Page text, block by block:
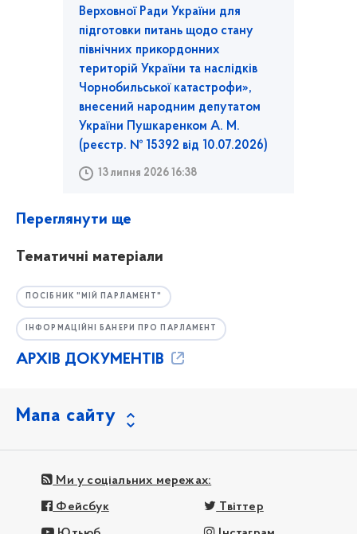
Верховної Ради України для
підготовки питань щодо стану
північних прикордонних
територій України та наслідків
Чорнобильської катастрофи»,
внесений народним депутатом
України Пушкаренком А. М.
(реєстр. № 15392 від 10.07.2026)
13 липня 2026 16:38
Переглянути ще
Тематичні матеріали
ПОСІБНИК "МІЙ ПАРЛАМЕНТ"
ІНФОРМАЦІЙНІ БАНЕРИ ПРО ПАРЛАМЕНТ
АРХІВ ДОКУМЕНТІВ
Мапа сайту
Ми у соціальних мережах:
Фейсбук Твіттер